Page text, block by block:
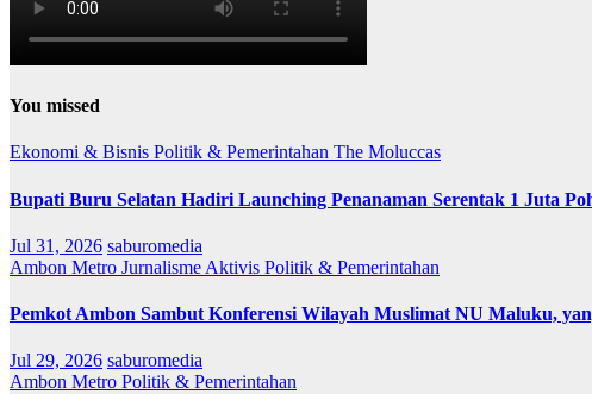
You missed
Ekonomi & Bisnis Politik & Pemerintahan The Moluccas
Bupati Buru Selatan Hadiri Launching Penanaman Serentak 1 Juta
Jul 31, 2026 saburomedia
Ambon Metro Jurnalisme Aktivis Politik & Pemerintahan
Pemkot Ambon Sambut Konferensi Wilayah Muslimat NU Maluku,
Jul 29, 2026 saburomedia
Ambon Metro Politik & Pemerintahan